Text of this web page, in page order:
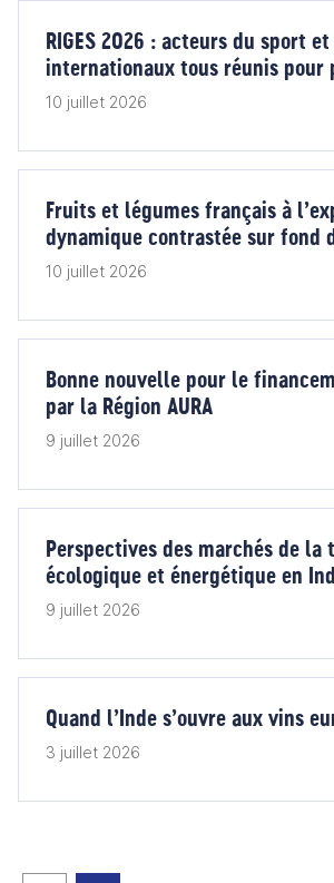
RIGES 2026 : acteurs du sport
internationaux tous réunis pour
grands rendez-vous de demain
10 juillet 2026
Fruits et légumes français à
dynamique contrastée sur fond
commercial
10 juillet 2026
Bonne nouvelle pour le
par la Région AURA
9 juillet 2026
Perspectives des marchés de la
écologique et énergétique en
9 juillet 2026
Quand l’Inde s’ouvre aux vins
3 juillet 2026